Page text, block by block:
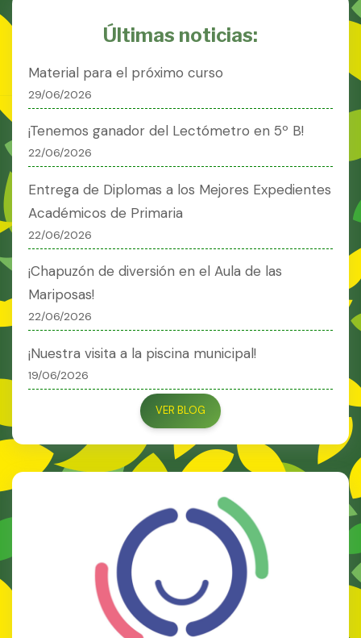
Últimas noticias:
Material para el próximo curso
29/06/2026
¡Tenemos ganador del Lectómetro en 5º B!
22/06/2026
Entrega de Diplomas a los Mejores Expedientes
Académicos de Primaria
22/06/2026
¡Chapuzón de diversión en el Aula de las
Mariposas!
22/06/2026
¡Nuestra visita a la piscina municipal!
19/06/2026
VER BLOG